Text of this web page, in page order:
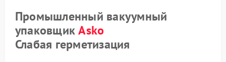
Промышленный вакуумный
упаковщикAsko
Слабая герметизация